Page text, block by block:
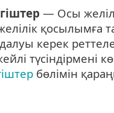
— Осы
қосылымға
керек
түсіндірмені
бөлімін